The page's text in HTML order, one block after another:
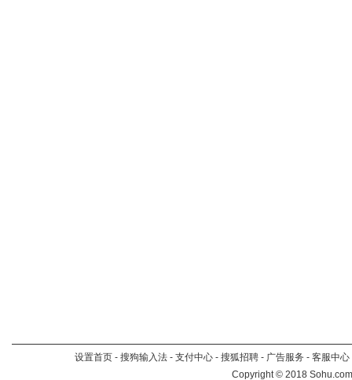
设置首页 - 搜狗输入法 - 支付中心 - 搜狐招聘 - 广告服务 - 客服中心
Copyright©2018